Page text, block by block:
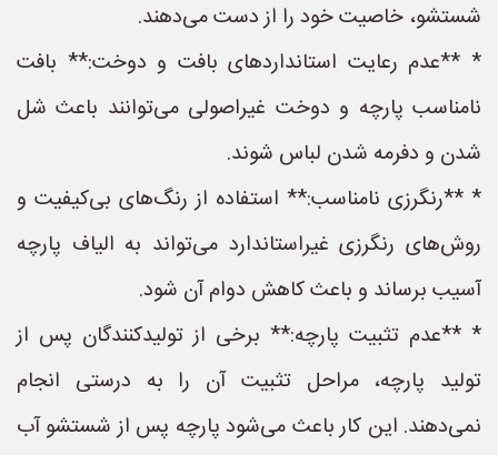
شستشو، خاصیت خود را از دست می‌دهند.
* **عدم رعایت استانداردهای بافت و دوخت:** بافت
نامناسب پارچه و دوخت غیراصولی می‌توانند باعث شل
شدن و دفرمه شدن لباس شوند.
* **رنگرزی نامناسب:** استفاده از رنگ‌های بی‌کیفیت و
روش‌های رنگرزی غیراستاندارد می‌تواند به الیاف پارچه
آسیب برساند و باعث کاهش دوام آن شود.
* **عدم تثبیت پارچه:** برخی از تولیدکنندگان پس از
تولید پارچه، مراحل تثبیت آن را به درستی انجام
نمی‌دهند. این کار باعث می‌شود پارچه پس از شستشو آب